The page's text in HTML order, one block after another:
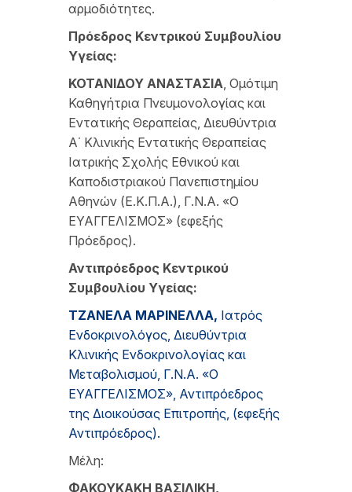
αρμοδιότητες.
Πρόεδρος Κεντρικού Συμβουλίου
Υγείας:
ΚΟΤΑΝΙΔΟΥ ΑΝΑΣΤΑΣΙΑ, Ομότιμη
Καθηγήτρια Πνευμονολογίας και
Εντατικής Θεραπείας, Διευθύντρια
Α΄ Κλινικής Εντατικής Θεραπείας
Ιατρικής Σχολής Εθνικού και
Καποδιστριακού Πανεπιστημίου
Αθηνών (Ε.Κ.Π.Α.), Γ.Ν.Α. «Ο
ΕΥΑΓΓΕΛΙΣΜΟΣ» (εφεξής
Πρόεδρος).
Αντιπρόεδρος Κεντρικού
Συμβουλίου Υγείας:
ΤΖΑΝΕΛΑ ΜΑΡΙΝΕΛΛΑ, Ιατρός
Ενδοκρινολόγος, Διευθύντρια
Κλινικής Ενδοκρινολογίας και
Μεταβολισμού, Γ.Ν.Α. «Ο
ΕΥΑΓΓΕΛΙΣΜΟΣ», Αντιπρόεδρος
της Διοικούσας Επιτροπής, (εφεξής
Αντιπρόεδρος).
Μέλη:
ΦΑΚΟΥΚΑΚΗ ΒΑΣΙΛΙΚΗ,